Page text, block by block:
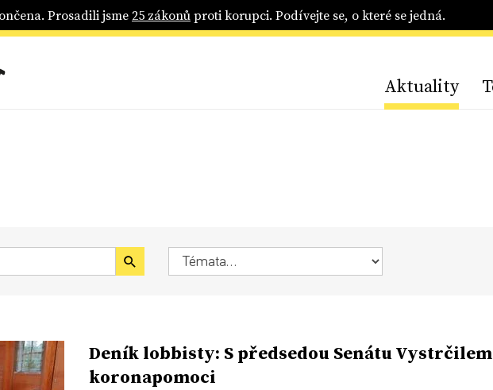
Prosadili jsme25 zákonůproti korupci. Podívejte se, o které se jedná.
Aktuality
Deník lobbisty: S předsedou Senátu
koronapomoci